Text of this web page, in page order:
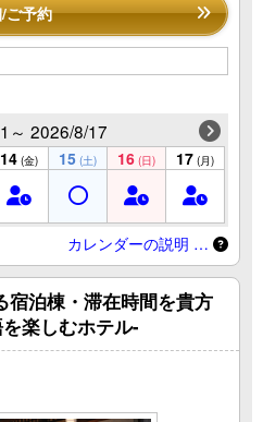
ご予約
～ 2026/8/17
14 (金) 15 (土) 16 (日) 17 (月)
カレンダーの説明 …
宿泊棟・滞在時間を貴方
楽しむホテル-